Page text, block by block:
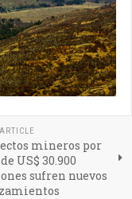
mineros por
US$ 30.900
sufren nuevos